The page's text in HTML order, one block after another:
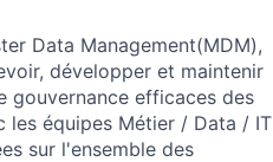
Data Management(MDM),
développer et maintenir
gouvernance efficaces des
les équipes Métier / Data / IT
sur l'ensemble des